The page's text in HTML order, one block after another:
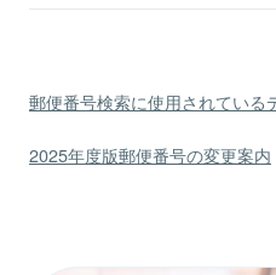
郵便番号検索に使用されている
2025年度版郵便番号の変更案内